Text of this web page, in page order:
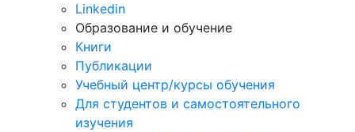
Linkedin
Образование и обучение
Книги
Публикации
Учебный центр/курсы обучения
Для студентов и самостоятельного
изучения